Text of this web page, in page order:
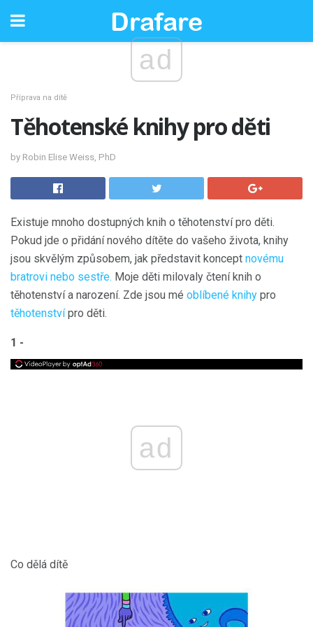
ad
Příprava na dítě
Těhotenské knihy pro děti
by Robin Elise Weiss, PhD
Existuje mnoho dostupných knih o těhotenství pro děti.
Pokud jde o přidání nového dítěte do vašeho života, knihy
jsou skvělým způsobem, jak představit koncept novému
bratrovi nebo sestře. Moje děti milovaly čtení knih o
těhotenství a narození. Zde jsou mé oblíbené knihy pro
těhotenstvípro děti.
1 -
ad
Co dělá dítě